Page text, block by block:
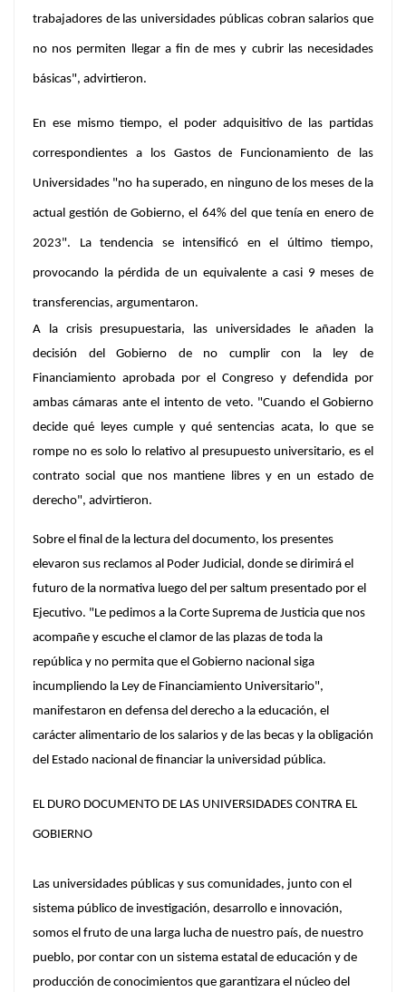
trabajadores de las universidades públicas cobran salarios que
no nos permiten llegar a fin de mes y cubrir las necesidades
básicas", advirtieron.
En ese mismo tiempo, el poder adquisitivo de las partidas
correspondientes a los Gastos de Funcionamiento de las
Universidades "no ha superado, en ninguno de los meses de la
actual gestión de Gobierno, el 64% del que tenía en enero de
2023". La tendencia se intensificó en el último tiempo,
provocando la pérdida de un equivalente a casi 9 meses de
transferencias, argumentaron.
A la crisis presupuestaria, las universidades le añaden la
decisión del Gobierno de no cumplir con la ley de
Financiamiento aprobada por el Congreso y defendida por
ambas cámaras ante el intento de veto. "Cuando el Gobierno
decide qué leyes cumple y qué sentencias acata, lo que se
rompe no es solo lo relativo al presupuesto universitario, es el
contrato social que nos mantiene libres y en un estado de
derecho", advirtieron.
Sobre el final de la lectura del documento, los presentes
elevaron sus reclamos al Poder Judicial, donde se dirimirá el
futuro de la normativa luego del per saltum presentado por el
Ejecutivo. "Le pedimos a la Corte Suprema de Justicia que nos
acompañe y escuche el clamor de las plazas de toda la
república y no permita que el Gobierno nacional siga
incumpliendo la Ley de Financiamiento Universitario",
manifestaron en defensa del derecho a la educación, el
carácter alimentario de los salarios y de las becas y la obligación
del Estado nacional de financiar la universidad pública.
EL DURO DOCUMENTO DE LAS UNIVERSIDADES CONTRA EL
GOBIERNO
Las universidades públicas y sus comunidades, junto con el
sistema público de investigación, desarrollo e innovación,
somos el fruto de una larga lucha de nuestro país, de nuestro
pueblo, por contar con un sistema estatal de educación y de
producción de conocimientos que garantizara el núcleo del